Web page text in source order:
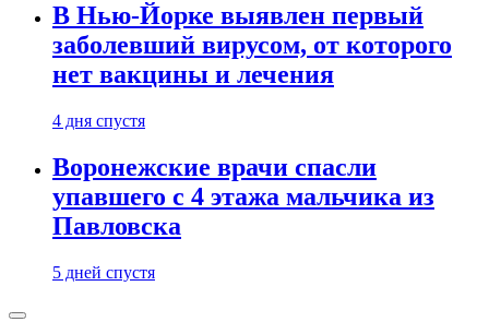
В Нью-Йорке выявлен первый
заболевший вирусом, от которого
нет вакцины и лечения
4 дня спустя
Воронежские врачи спасли
упавшего с 4 этажа мальчика из
Павловска
5 дней спустя